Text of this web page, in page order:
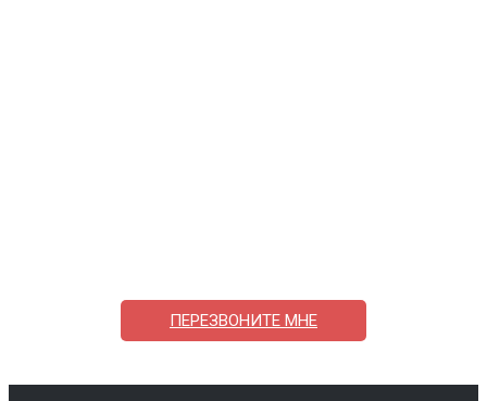
ПЕРЕЗВОНИТЕ МНЕ